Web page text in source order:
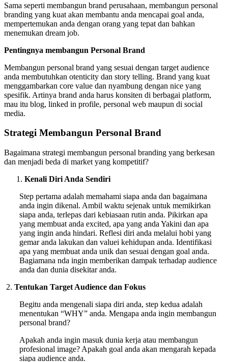
Sama seperti membangun brand perusahaan, membangun personal
branding yang kuat akan membantu anda mencapai goal anda,
mempertemukan anda dengan orang yang tepat dan bahkan
menemukan dream job.
Pentingnya membangun Personal Brand
Membangun personal brand yang sesuai dengan target audience
anda membutuhkan otenticity dan story telling. Brand yang kuat
menggambarkan core value dan nyambung dengan nice yang
spesifik. Artinya brand anda harus konsiten di berbagai platform,
mau itu blog, linked in profile, personal web maupun di social
media.
Strategi Membangun Personal Brand
Bagaimana strategi membangun personal branding yang berkesan
dan menjadi beda di market yang kompetitif?
Kenali Diri Anda Sendiri
Step pertama adalah memahami siapa anda dan bagaimana
anda ingin dikenal. Ambil waktu sejenak untuk memikirkan
siapa anda, terlepas dari kebiasaan rutin anda. Pikirkan apa
yang membuat anda excited, apa yang anda Yakini dan apa
yang ingin anda hindari. Reflesi diri anda melalui hobi yang
gemar anda lakukan dan valuei kehidupan anda. Identifikasi
apa yang membuat anda unik dan sesuai dengan goal anda.
Bagiamana nda ingin memberikan dampak terhadap audience
anda dan dunia disekitar anda.
2. Tentukan Target Audience dan Fokus
Begitu anda mengenali siapa diri anda, step kedua adalah
menentukan “WHY” anda. Mengapa anda ingin membangun
personal brand?
Apakah anda ingin masuk dunia kerja atau membangun
profesional image? Apakah goal anda akan mengarah kepada
siapa audience anda.